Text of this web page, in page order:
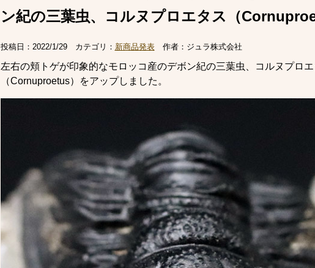
ン紀の三葉虫、コルヌプロエタス（
投稿日： 2022/1/29カテゴリ： 新商品発表作者： ジュラ株式会社
左右の頬トゲが印象的なモロッコ産のデボン紀の三葉虫、コルヌプロエ
（Cornuproetus）をアップしました。